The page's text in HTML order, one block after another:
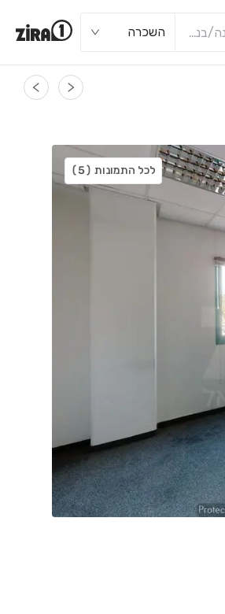
השכרה
לכל התמונות (5)